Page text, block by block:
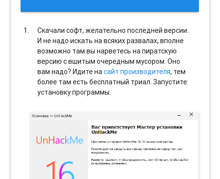
Скачали софт, желательно последней версии.
И не надо искать на всяких развалах, вполне
возможно там вы нарветесь на пиратскую
версию с вшитым очередным мусором. Оно
вам надо? Идите насайт производителя, тем
более там есть бесплатный триал. Запустите
установку программы.